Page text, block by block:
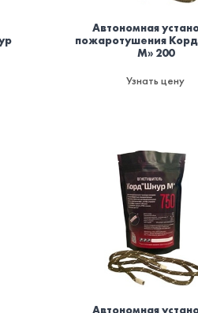
Автономная
пожаротушения
М» 200
Узнать цену
Автономная